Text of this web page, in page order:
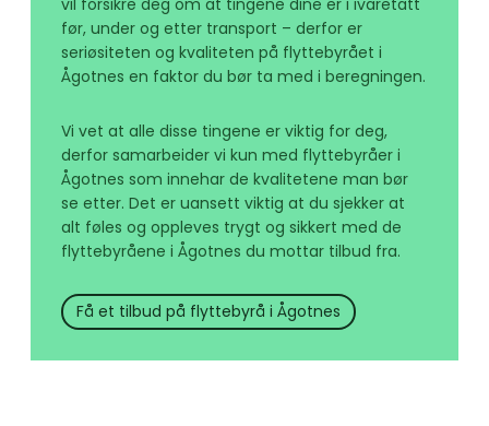
før, under og etter transport – derfor er
seriøsiteten og kvaliteten på flyttebyrået i
Ågotnes en faktor du bør ta med i beregningen.
Vi vet at alle disse tingene er viktig for deg,
derfor samarbeider vi kun med flyttebyråer i
Ågotnes som innehar de kvalitetene man bør
se etter. Det er uansett viktig at du sjekker at
alt føles og oppleves trygt og sikkert med de
flyttebyråene i Ågotnes du mottar tilbud fra.
Få et tilbud på flyttebyrå i Ågotnes